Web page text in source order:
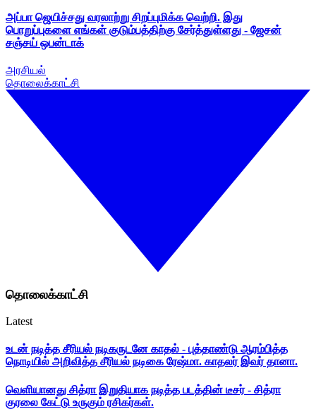
அப்பா ஜெயிச்சது வரலாற்று சிறப்புமிக்க வெற்றி. இது
பொறுப்புகளை எங்கள் குடும்பத்திற்கு சேர்த்துள்ளது - ஜேசன்
சஞ்சய் ஒபன்டாக்
அரசியல்
தொலைக்காட்சி
தொலைக்காட்சி
Latest
உடன் நடித்த சீரியல் நடிகருடனே காதல் - புத்தாண்டு ஆரம்பித்த
நொடியில் அறிவித்த சீரியல் நடிகை ரேஷ்மா. காதலர் இவர் தானா.
வெளியானது சித்ரா இறுதியாக நடித்த படத்தின் டீசர் - சித்ரா
குரலை கேட்டு உருகும் ரசிகர்கள்.